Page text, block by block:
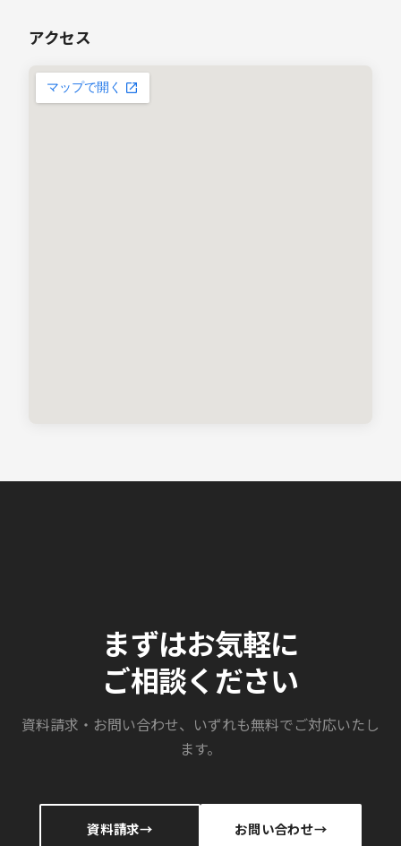
アクセス
まずはお気軽に
ご相談ください
資料請求・お問い合わせ、いずれも無料でご対応いたし
ます。
資料請求 お問い合わせ